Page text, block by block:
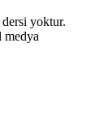
dersi yoktur.
medya